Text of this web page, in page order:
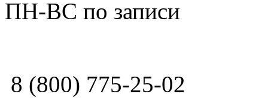
ПН-ВС по записи
8 (800) 775-25-02